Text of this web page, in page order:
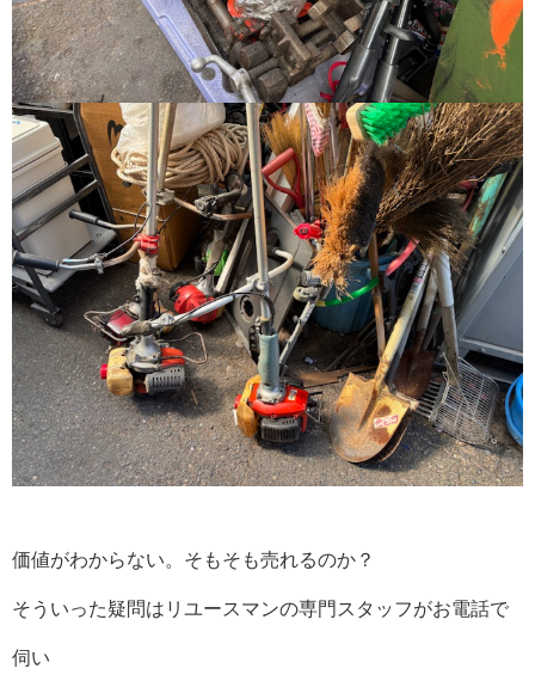
価値がわからない。そもそも売れるのか？
そういった疑問はリユースマンの専門スタッフがお電話で
伺い